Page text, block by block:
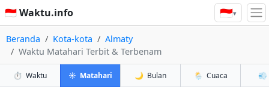
🇮🇩 Waktu.info 🇮🇩▾
Beranda Kota-kota
Almaty
Waktu Matahari Terbit & Terbenam
⏱️ Waktu ☀️ Matahari 🌙 Bulan 🌦️ Cuaca 💨